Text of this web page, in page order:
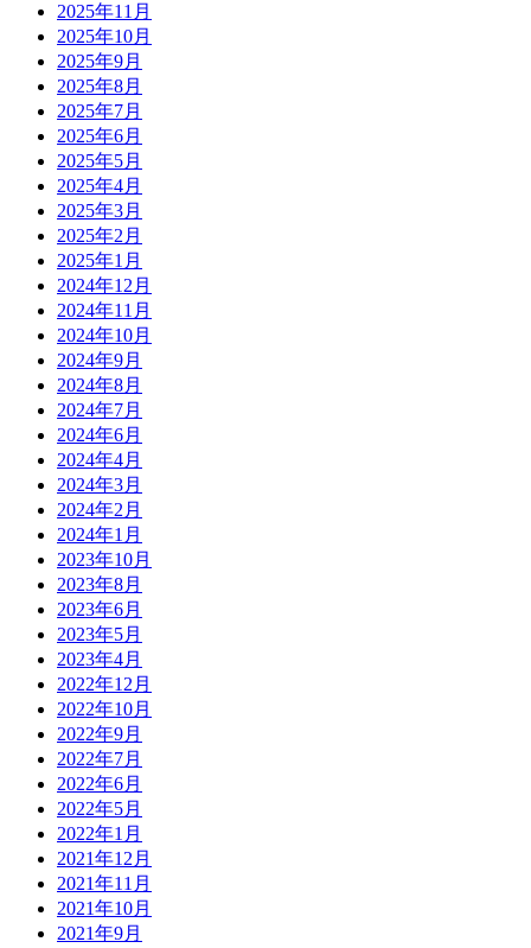
2025年11月
2025年10月
2025年9月
2025年8月
2025年7月
2025年6月
2025年5月
2025年4月
2025年3月
2025年2月
2025年1月
2024年12月
2024年11月
2024年10月
2024年9月
2024年8月
2024年7月
2024年6月
2024年4月
2024年3月
2024年2月
2024年1月
2023年10月
2023年8月
2023年6月
2023年5月
2023年4月
2022年12月
2022年10月
2022年9月
2022年7月
2022年6月
2022年5月
2022年1月
2021年12月
2021年11月
2021年10月
2021年9月